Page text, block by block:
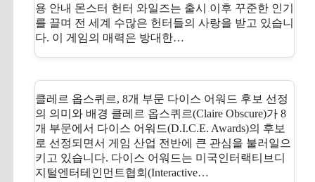
용 안내 몬스터 헌터 와일즈는 출시 이후 꾸준한 인기
를 끌며 전 세계 수많은 헌터들의 사랑을 받고 있습니
다. 이 게임의 매력은 방대한…
클레르 옵스퀴르, 8개 부문 다이스 어워드 후보 선정
의 의미와 배경 클레르 옵스퀴르(Claire Obscure)가 8
개 부문에서 다이스 어워드(D.I.C.E. Awards)의 후보
로 선정되면서 게임 산업 전반에 큰 관심을 불러일으
키고 있습니다. 다이스 어워드는 미국인터랙티브디
지털엔터테인먼트협회(Interactive…